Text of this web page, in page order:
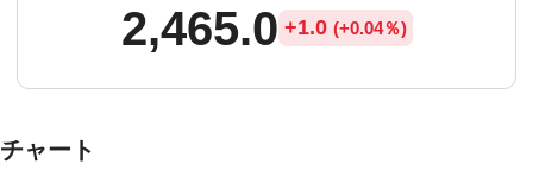
2,465.0 +1.0 (+0.04％)
チャート